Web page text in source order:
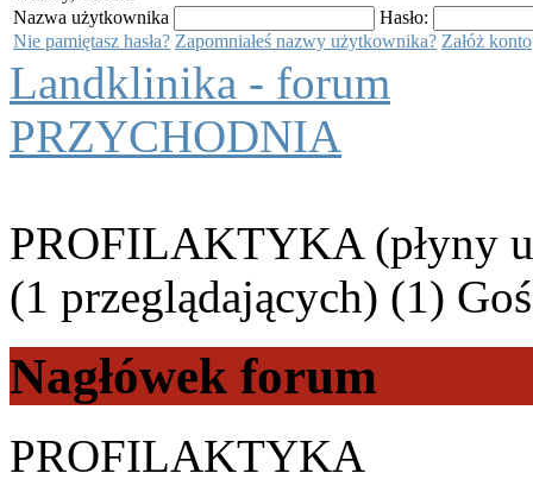
Nazwa użytkownika
Hasło:
Nie pamiętasz hasła? Zapomniałeś nazwy użytkownika? Załóż konto
Landklinika - forum
PRZYCHODNIA
PROFILAKTYKA (płyny
(1 przeglądających) (1)
Nagłówek forum
PROFILAKTYKA